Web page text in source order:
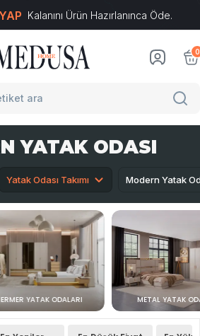
Kalanını Ürün Hazırlanınca Öde.
0
YATAK ODASI
Yatak Odası Takımı Modern Yatak
YATAK ODALARI METAL YATAK
Sistemleriyle Hazırlanmıştır.